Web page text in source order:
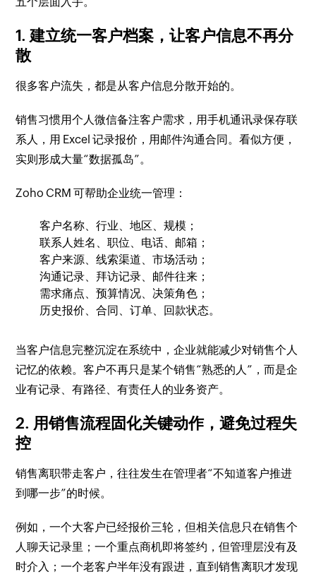
1. 建立统一客户档案，让客户信息不再分
散
很多客户流失，都是从客户信息分散开始的。
销售习惯用个人微信备注客户需求，用手机通讯录保存联
系人，用 Excel 记录报价，用邮件沟通合同。看似方便，
实则形成大量“数据孤岛”。
Zoho CRM 可帮助企业统一管理：
客户名称、行业、地区、规模；
联系人姓名、职位、电话、邮箱；
客户来源、线索渠道、市场活动；
沟通记录、拜访记录、邮件往来；
需求痛点、预算情况、决策角色；
历史报价、合同、订单、回款状态。
当客户信息完整沉淀在系统中，企业就能减少对销售个人
记忆的依赖。客户不再只是某个销售“熟悉的人”，而是企
业有记录、有路径、有责任人的业务资产。
2. 用销售流程固化关键动作，避免过程失
控
销售离职带走客户，往往发生在管理者“不知道客户推进
到哪一步”的时候。
例如，一个大客户已经报价三轮，但相关信息只在销售个
人聊天记录里；一个重点商机即将签约，但管理层没有及
时介入；一个老客户半年没有跟进，直到销售离职才发现